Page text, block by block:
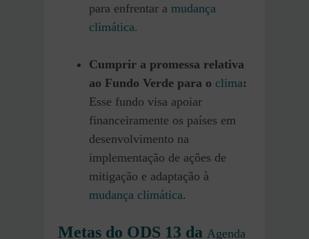
para enfrentar a mudança
climática.
Cumprir a promessa relativa
ao Fundo Verde para o clima:
Esse fundo visa apoiar
financeiramente os países em
desenvolvimento na
implementação de ações de
mitigação e adaptação à
mudança climática.
Metas do ODS 13 da Agenda